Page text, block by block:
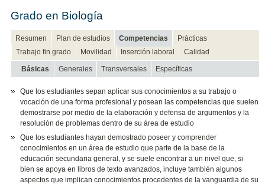
Grado en Biología
Resumen Plan de estudios Competencias
Prácticas
Trabajo fin grado
Movilidad Inserción laboral Calidad
Básicas Generales Transversales Específicas
Que los estudiantes sepan aplicar sus conocimientos a su trabajo o
vocación de una forma profesional y posean las competencias que suelen
demostrarse por medio de la elaboración y defensa de argumentos y la
resolución de problemas dentro de su área de estudio
Que los estudiantes hayan demostrado poseer y comprender
conocimientos en un área de estudio que parte de la base de la
educación secundaria general, y se suele encontrar a un nivel que, si
bien se apoya en libros de texto avanzados, incluye también algunos
aspectos que implican conocimientos procedentes de la vanguardia de su